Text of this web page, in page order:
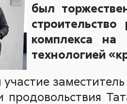
был
комплекса
технологией
продовольствия